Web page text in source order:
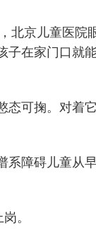
北京儿童医
子在家门口就
态可掬。对着
系障碍儿童从
。